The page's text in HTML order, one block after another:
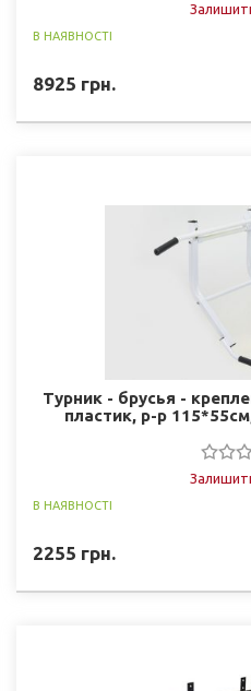
В НАЯВНОСТІ
8925 грн.
Турник - брусья -
пластик, р-р
В НАЯВНОСТІ
2255 грн.